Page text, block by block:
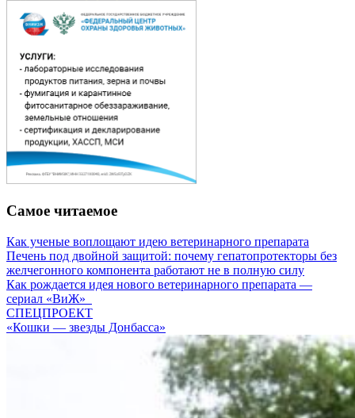
Самое читаемое
Как ученые воплощают идею ветеринарного препарата
Печень под двойной защитой: почему гепатопротекторы без
желчегонного компонента работают не в полную силу
Как рождается идея нового ветеринарного препарата —
сериал «ВиЖ»
СПЕЦПРОЕКТ
«Кошки — звезды Донбасса»